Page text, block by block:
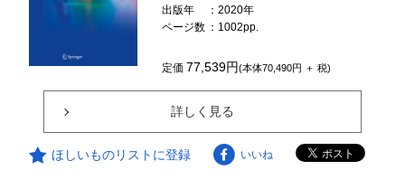
出版年
：2020年
ページ数 ：1002pp.
定価77,539円(本体70,490円 ＋ 税)
詳しく見る
ほしいものリストに登録 いいね